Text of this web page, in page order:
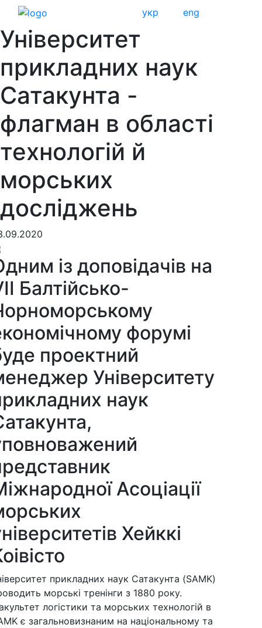
укр eng
Університет
прикладних наук
Сатакунта -
флагман в області
технологій й
морських
досліджень
із доповідачів на
Балтійсько-
форумі
проектний
Університету
наук
Асоціації
Хейккі
прикладних наук Сатакунта (SAMK)
морські тренінги з 1880 року.
логістики та морських технологій в
є загальновизнаним на національному та